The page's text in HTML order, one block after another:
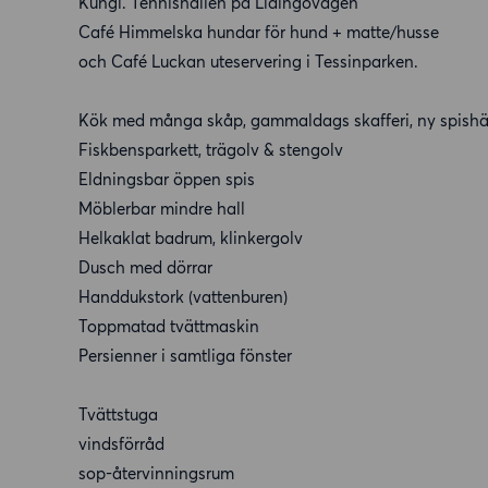
Café Himmelska hundar för hund + matte/husse
och Café Luckan uteservering i Tessinparken.
Kök med många skåp, gammaldags skafferi, ny
Fiskbensparkett, trägolv & stengolv
Eldningsbar öppen spis
Möblerbar mindre hall
Helkaklat badrum, klinkergolv
Dusch med dörrar
Handdukstork (vattenburen)
Toppmatad tvättmaskin
Persienner i samtliga fönster
Tvättstuga
vindsförråd
sop-återvinningsrum